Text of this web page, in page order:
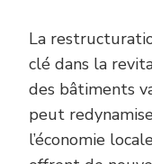
La
clé dans la
des bâtiments
peut
l’économie